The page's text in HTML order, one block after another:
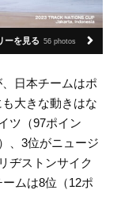
ーを見る 56 photos
日本チームはポ
大きな動きはな
ツ（97ポイン
、3位がニュージ
ヂストンサイク
ムは8位（12ポ